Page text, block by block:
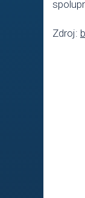
Zdroj: